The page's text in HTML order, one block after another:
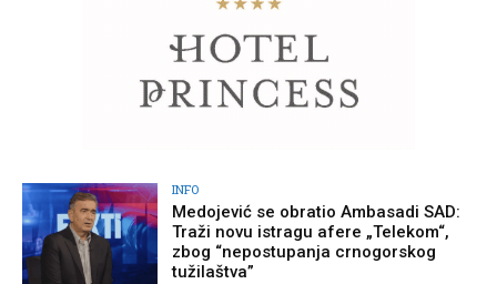
INFO
Medojević se obratio Ambasadi SAD:
Traži novu istragu afere „Telekom“,
zbog “nepostupanja crnogorskog
tužilaštva”